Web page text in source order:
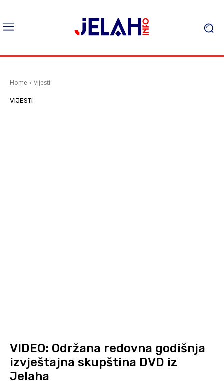
Home Vijesti
VIJESTI
VIDEO: Održana redovna godišnja
izvještajna skupština DVD iz
Jelaha